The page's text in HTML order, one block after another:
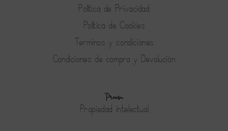
Política de Privacidad
Política de Cookies
Terminos y condiciones
Condiciones de compra y Devolución
Prensa
Propiedad intelectual